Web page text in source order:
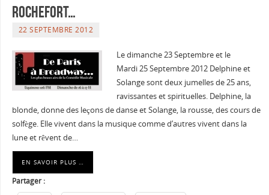
Rochefort…
22 SEPTEMBRE 2012
Le dimanche 23 Septembre et le
Mardi 25 Septembre 2012 Delphine et
Solange sont deux jumelles de 25 ans,
ravissantes et spirituelles. Delphine, la
blonde, donne des leçons de danse et Solange, la rousse, des cours de
solfège. Elle vivent dans la musique comme d’autres vivent dans la
lune et rêvent de…
EN SAVOIR PLUS …
Partager :